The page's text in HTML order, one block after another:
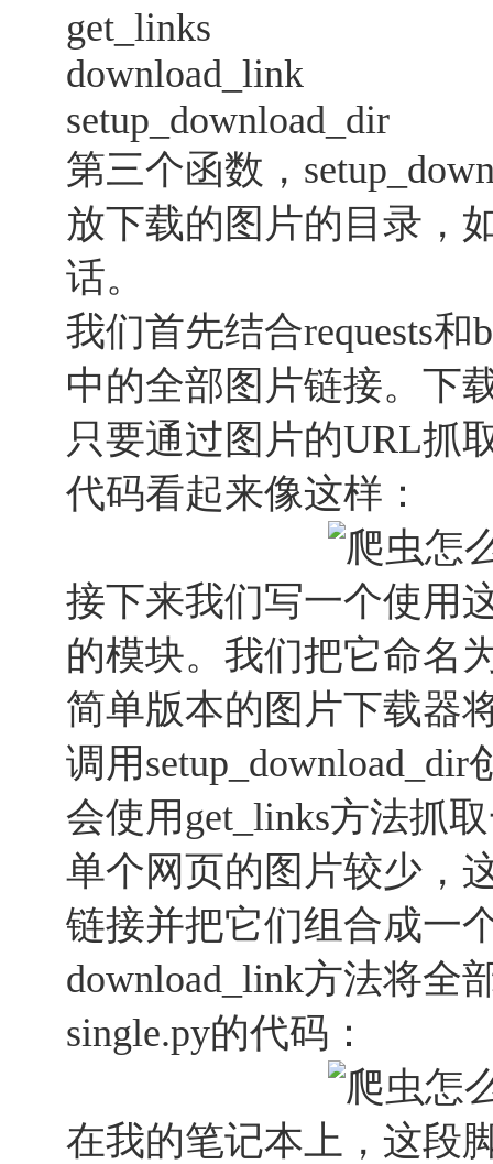
get_links
download_link
setup_download_dir
第三个函数，
放下载的图片的目录，
话。
我们首先结合requests和
中的全部图片链接。下
只要通过图片的URL抓
代码看起来像这样：
接下来我们写一个使用
的模块。我们把它命名
简单版本的图片下载器
调用
会使用get_links方法抓
单个网页的图片较少，
链接并把它们组合成一
download_link方法将全
single.py的代码：
在我的笔记本上，这段